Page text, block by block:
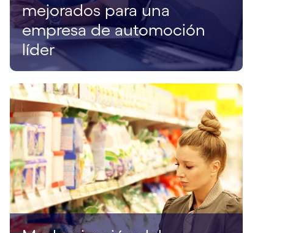
mejorados para una
empresa de automoción
líder